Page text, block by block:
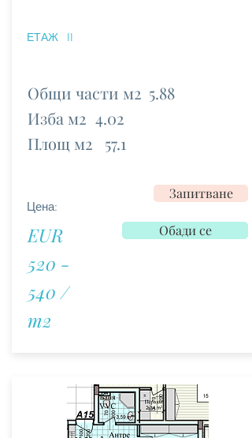
II
ЕТАЖ
Общи части м2
Изба м2
Площ м2
5.88
4.02
57.1
Цена:
EUR
520 -
540 /
m2
Запитване
Обади се